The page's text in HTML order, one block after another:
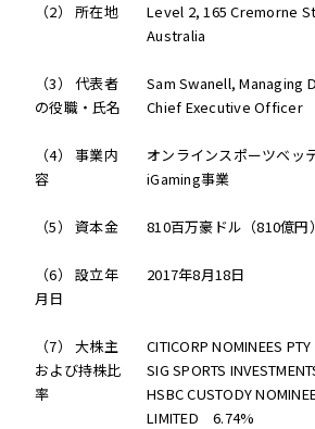
（2） 所在地
Level 2, 165 Cremorne
Australia
（3） 代表者
の役職・氏名
Sam Swanell, Managing
Chief Executive Officer
（4） 事業内
容
オンラインスポーツベッ
iGaming事業
（5） 資本金 810百万豪ドル（810億円）
（6） 設立年
月日
2017年8月18日
（7） 大株主
および持株比
率
CITICORP NOMINEES
SIG SPORTS
HSBC CUSTODY
LIMITED 6.74%